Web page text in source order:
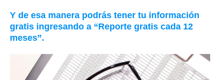
Y de esa manera podrás tener tu información
gratis ingresando a “Reporte gratis cada 12
meses”.